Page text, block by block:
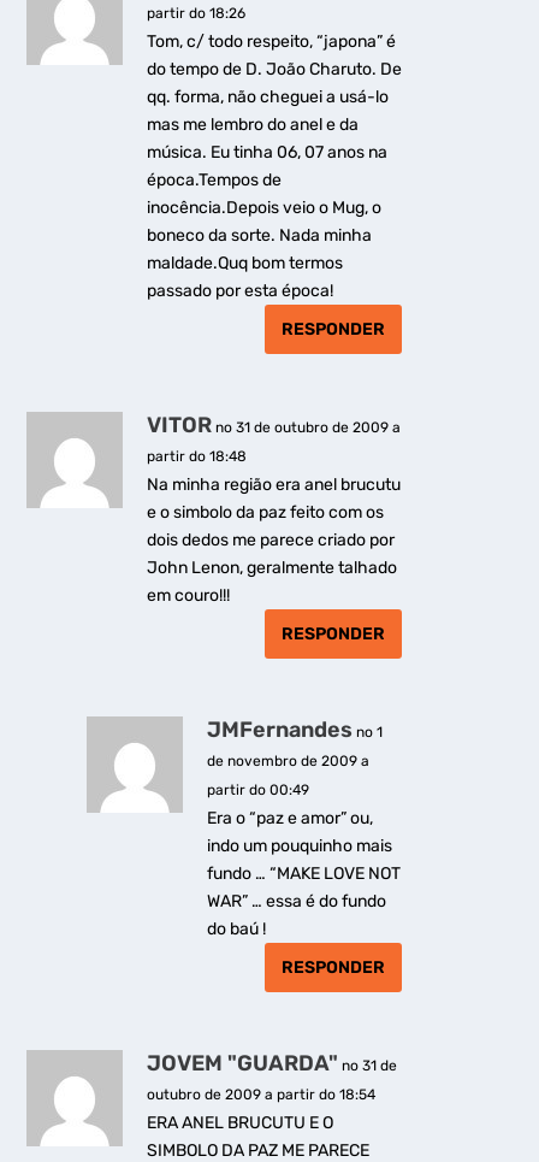
partir do 18:26
Tom, c/ todo respeito, “japona” é
do tempo de D. João Charuto. De
qq. forma, não cheguei a usá-lo
mas me lembro do anel e da
música. Eu tinha 06, 07 anos na
época.Tempos de
inocência.Depois veio o Mug, o
boneco da sorte. Nada minha
maldade.Quq bom termos
passado por esta época!
RESPONDER
VITOR no 31 de outubro de 2009 a
partir do 18:48
Na minha região era anel brucutu
e o simbolo da paz feito com os
dois dedos me parece criado por
John Lenon, geralmente talhado
em couro!!!
RESPONDER
JMFernandes no 1
de novembro de 2009 a
partir do 00:49
Era o “paz e amor” ou,
indo um pouquinho mais
fundo … “MAKE LOVE NOT
WAR” … essa é do fundo
do baú !
RESPONDER
JOVEM "GUARDA" no 31 de
outubro de 2009 a partir do 18:54
ERA ANEL BRUCUTU E O
SIMBOLO DA PAZ ME PARECE